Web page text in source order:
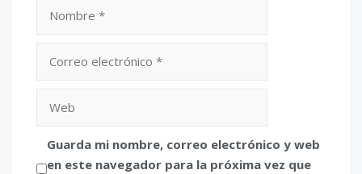
Guarda mi nombre, correo electrónico y web
en este navegador para la próxima vez que